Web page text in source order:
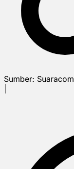
Sumber: Suaracom